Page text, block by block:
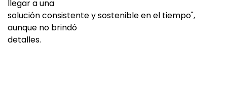
llegar a una
solución consistente y sostenible en el tiempo",
aunque no brindó
detalles.